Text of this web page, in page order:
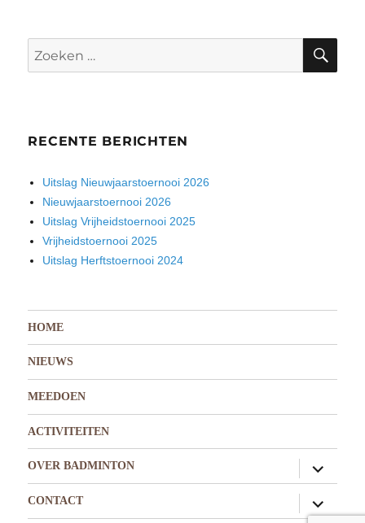
Zoeken
RECENTE BERICHTEN
Uitslag Nieuwjaarstoernooi 2026
Nieuwjaarstoernooi 2026
Uitslag Vrijheidstoernooi 2025
Vrijheidstoernooi 2025
Uitslag Herftstoernooi 2024
HOME
NIEUWS
MEEDOEN
ACTIVITEITEN
OVER BADMINTON
CONTACT